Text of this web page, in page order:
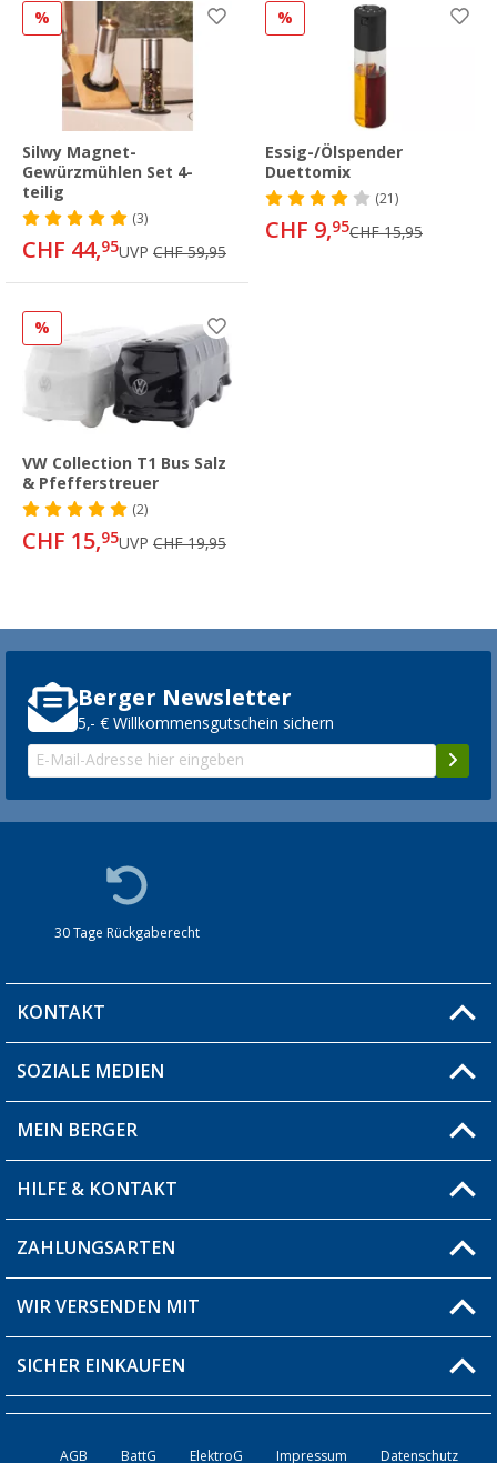
%
Silwy Magnet-
Gewürzmühlen Set 4-
teilig
(3)
CHF 44,95UVP CHF 59,95
%
Essig-/Ölspender
Duettomix
(21)
CHF 9,95CHF 15,95
%
VW Collection T1 Bus Salz
& Pfefferstreuer
(2)
CHF 15,95UVP CHF 19,95
Berger Newsletter
5,- € Willkommensgutschein sichern
30 Tage Rückgaberecht
KONTAKT
Du hast eine Frage?
Filiale finden
SOZIALE MEDIEN
MEIN BERGER
Blog
Produkttester
Über uns
HILFE & KONTAKT
Fragen & Antworten / FAQ
Versandinformationen
Bestellstatus
ZAHLUNGSARTEN
WIR VERSENDEN MIT
SICHER EINKAUFEN
AGB BattG ElektroG Impressum Datenschutz